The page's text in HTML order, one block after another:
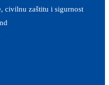
civilnu zaštitu i sigurnost